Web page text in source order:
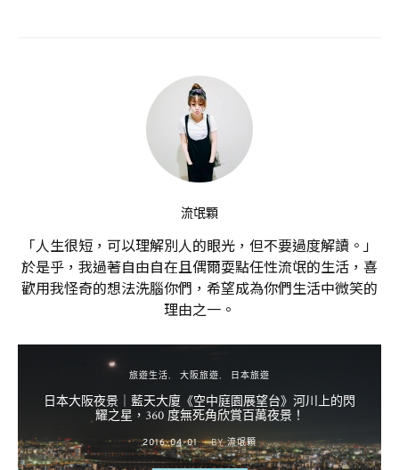
流氓顆
「人生很短，可以理解別人的眼光，但不要過度解讀。」
於是乎，我過著自由自在且偶爾耍點任性流氓的生活，喜
歡用我怪奇的想法洗腦你們，希望成為你們生活中微笑的
理由之一。
旅遊生活 大阪旅遊 日本旅遊
日本大阪夜景｜藍天大廈《空中庭園展望台》河川上的閃
耀之星，360 度無死角欣賞百萬夜景！
POSTED
ON
2016-04-01 BY 流氓顆